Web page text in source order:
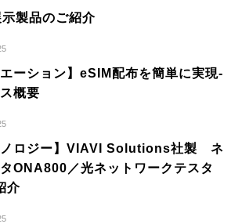
製品のご紹介
エーション】eSIM配布を簡単に実現-
概要
ノロジー】VIAVI Solutions社製 ネ
ONA800／光ネットワークテスタ
介